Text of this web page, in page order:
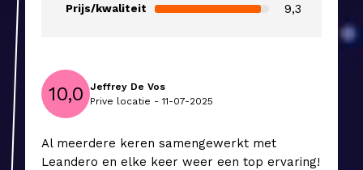
Prijs/kwaliteit 9,3
10,0
Jeffrey De Vos
Prive locatie - 11-07-2025
Al meerdere keren samengewerkt met
Leandero en elke keer weer een top ervaring!